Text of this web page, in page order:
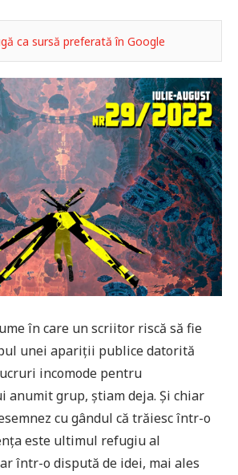
ca sursă preferată în Google
în care un scriitor riscă să fie
unei apariții publice datorită
incomode pentru
anumit grup, știam deja. Și chiar
cu gândul că trăiesc într-o
este ultimul refugiu al
într-o dispută de idei, mai ales